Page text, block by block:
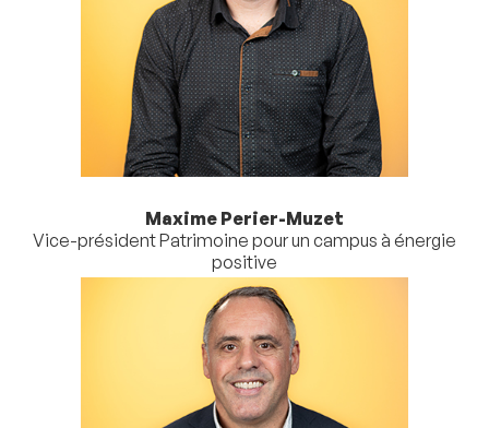
Maxime Perier-Muzet
Vice-président Patrimoine pour un campus à énergie
positive